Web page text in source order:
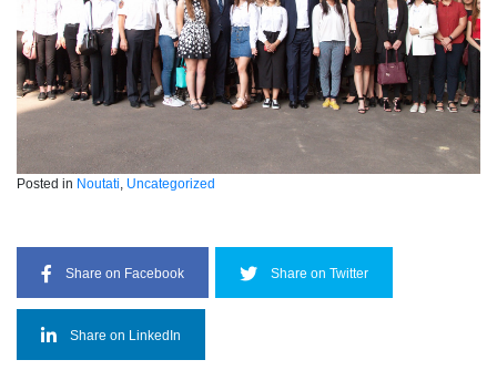
Posted in Noutati, Uncategorized
Share on Facebook Share on Twitter
Share on LinkedIn